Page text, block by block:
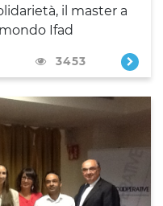
il master a
Ifad
3453